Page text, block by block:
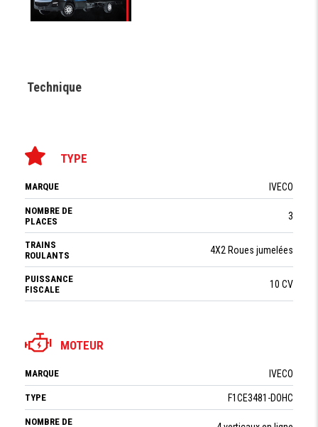
Technique
TYPE
MARQUE IVECO
NOMBRE DE
PLACES
3
TRAINS
ROULANTS
4X2 Roues jumelées
PUISSANCE
FISCALE
10 CV
MOTEUR
MARQUE IVECO
TYPE F1CE3481-DOHC
NOMBRE DE